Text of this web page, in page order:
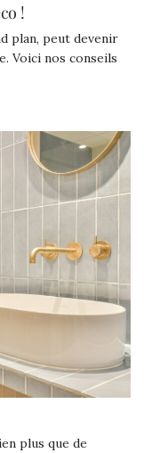
!
plan, peut devenir
Voici nos conseils
plus que de